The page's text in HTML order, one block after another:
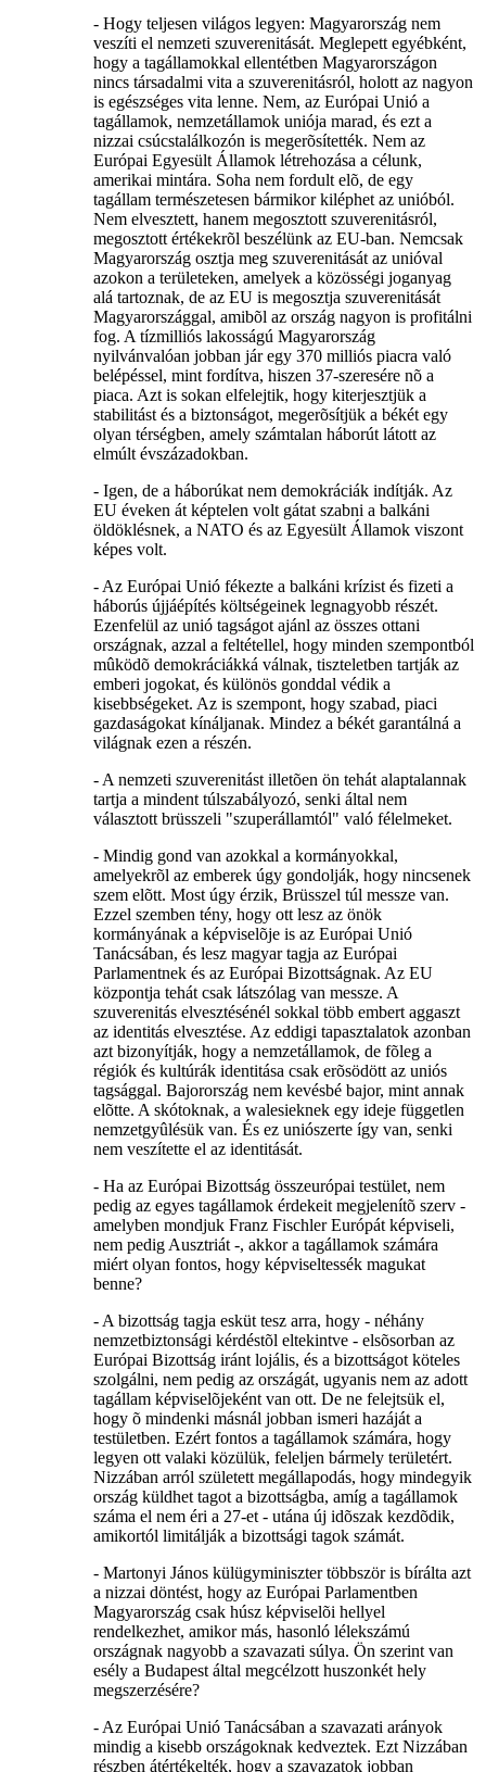
- Hogy teljesen világos legyen: Magyarország nem
veszíti el nemzeti szuverenitását. Meglepett egyébként,
hogy a tagállamokkal ellentétben Magyarországon
nincs társadalmi vita a szuverenitásról, holott az nagyon
is egészséges vita lenne. Nem, az Európai Unió a
tagállamok, nemzetállamok uniója marad, és ezt a
nizzai csúcstalálkozón is megerõsítették. Nem az
Európai Egyesült Államok létrehozása a célunk,
amerikai mintára. Soha nem fordult elõ, de egy
tagállam természetesen bármikor kiléphet az unióból.
Nem elvesztett, hanem megosztott szuverenitásról,
megosztott értékekrõl beszélünk az EU-ban. Nemcsak
Magyarország osztja meg szuverenitását az unióval
azokon a területeken, amelyek a közösségi joganyag
alá tartoznak, de az EU is megosztja szuverenitását
Magyarországgal, amibõl az ország nagyon is profitálni
fog. A tízmilliós lakosságú Magyarország
nyilvánvalóan jobban jár egy 370 milliós piacra való
belépéssel, mint fordítva, hiszen 37-szeresére nõ a
piaca. Azt is sokan elfelejtik, hogy kiterjesztjük a
stabilitást és a biztonságot, megerõsítjük a békét egy
olyan térségben, amely számtalan háborút látott az
elmúlt évszázadokban.
- Igen, de a háborúkat nem demokráciák indítják. Az
EU éveken át képtelen volt gátat szabni a balkáni
öldöklésnek, a NATO és az Egyesült Államok viszont
képes volt.
- Az Európai Unió fékezte a balkáni krízist és fizeti a
háborús újjáépítés költségeinek legnagyobb részét.
Ezenfelül az unió tagságot ajánl az összes ottani
országnak, azzal a feltétellel, hogy minden szempontból
mûködõ demokráciákká válnak, tiszteletben tartják az
emberi jogokat, és különös gonddal védik a
kisebbségeket. Az is szempont, hogy szabad, piaci
gazdaságokat kínáljanak. Mindez a békét garantálná a
világnak ezen a részén.
- A nemzeti szuverenitást illetõen ön tehát alaptalannak
tartja a mindent túlszabályozó, senki által nem
választott brüsszeli "szuperállamtól" való félelmeket.
- Mindig gond van azokkal a kormányokkal,
amelyekrõl az emberek úgy gondolják, hogy nincsenek
szem elõtt. Most úgy érzik, Brüsszel túl messze van.
Ezzel szemben tény, hogy ott lesz az önök
kormányának a képviselõje is az Európai Unió
Tanácsában, és lesz magyar tagja az Európai
Parlamentnek és az Európai Bizottságnak. Az EU
központja tehát csak látszólag van messze. A
szuverenitás elvesztésénél sokkal több embert aggaszt
az identitás elvesztése. Az eddigi tapasztalatok azonban
azt bizonyítják, hogy a nemzetállamok, de fõleg a
régiók és kultúrák identitása csak erõsödött az uniós
tagsággal. Bajorország nem kevésbé bajor, mint annak
elõtte. A skótoknak, a walesieknek egy ideje független
nemzetgyûlésük van. És ez uniószerte így van, senki
nem veszítette el az identitását.
- Ha az Európai Bizottság összeurópai testület, nem
pedig az egyes tagállamok érdekeit megjelenítõ szerv -
amelyben mondjuk Franz Fischler Európát képviseli,
nem pedig Ausztriát -, akkor a tagállamok számára
miért olyan fontos, hogy képviseltessék magukat
benne?
- A bizottság tagja esküt tesz arra, hogy - néhány
nemzetbiztonsági kérdéstõl eltekintve - elsõsorban az
Európai Bizottság iránt lojális, és a bizottságot köteles
szolgálni, nem pedig az országát, ugyanis nem az adott
tagállam képviselõjeként van ott. De ne felejtsük el,
hogy õ mindenki másnál jobban ismeri hazáját a
testületben. Ezért fontos a tagállamok számára, hogy
legyen ott valaki közülük, feleljen bármely területért.
Nizzában arról született megállapodás, hogy mindegyik
ország küldhet tagot a bizottságba, amíg a tagállamok
száma el nem éri a 27-et - utána új idõszak kezdõdik,
amikortól limitálják a bizottsági tagok számát.
- Martonyi János külügyminiszter többször is bírálta azt
a nizzai döntést, hogy az Európai Parlamentben
Magyarország csak húsz képviselõi hellyel
rendelkezhet, amikor más, hasonló lélekszámú
országnak nagyobb a szavazati súlya. Ön szerint van
esély a Budapest által megcélzott huszonkét hely
megszerzésére?
- Az Európai Unió Tanácsában a szavazati arányok
mindig a kisebb országoknak kedveztek. Ezt Nizzában
részben átértékelték, hogy a szavazatok jobban